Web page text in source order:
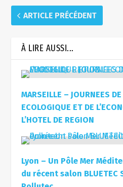
ARTICLE PRÉCÉDENT
À LIRE AUSSI...
MARSEILLE – JOURNEES
ECOLOGIQUE ET DE
L’HOTEL DE REGION
Lyon – Un Pôle Mer
du récent salon